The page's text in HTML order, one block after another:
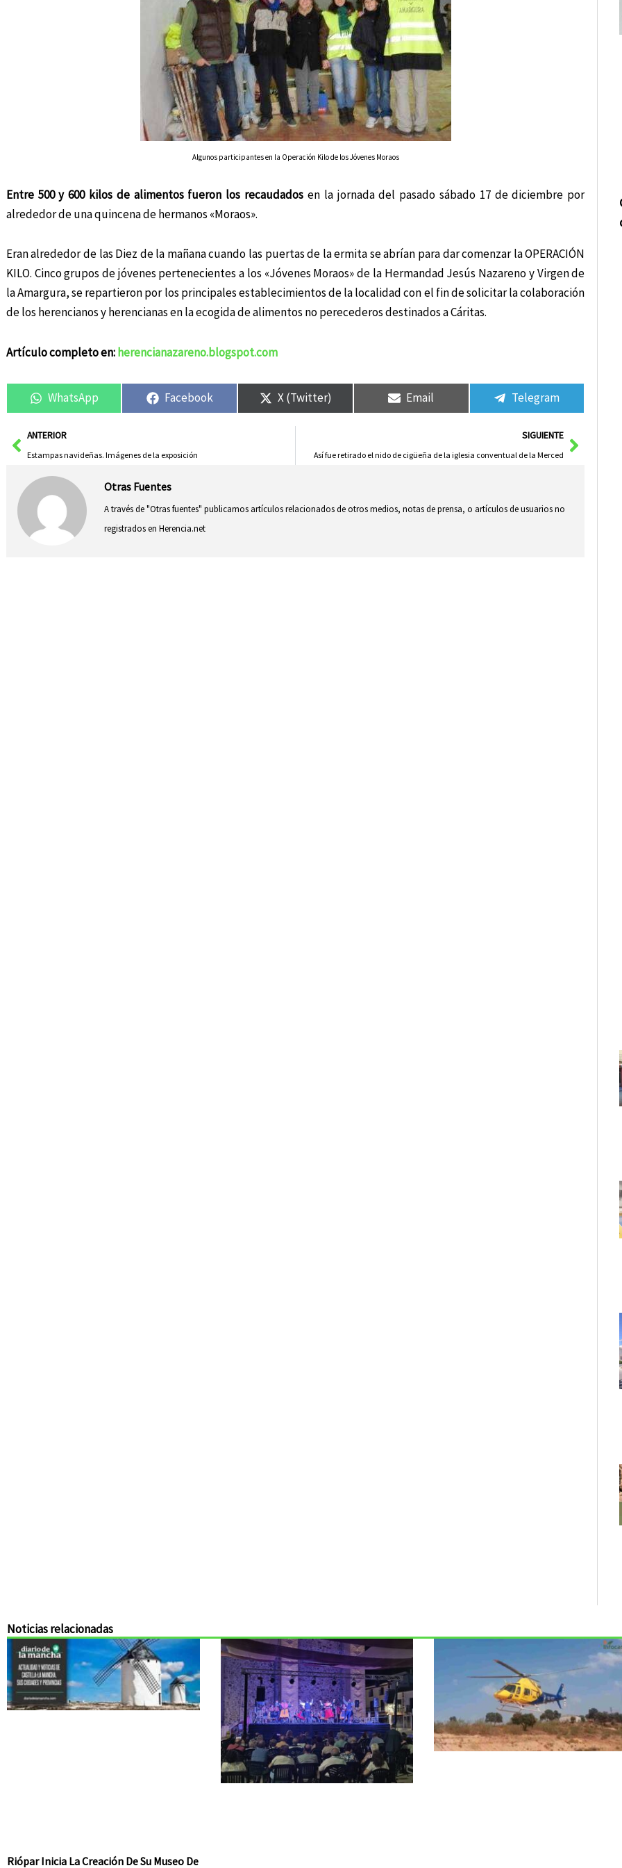
Algunos participantes en la Operación Kilo de los Jóvenes Moraos
Entre 500 y 600 kilos de alimentos fueron los recaudados en la jornada del pasado sábado 17 de diciembre por
alrededor de una quincena de hermanos «Moraos».
Eran alrededor de las Diez de la mañana cuando las puertas de la ermita se abrían para dar comenzar la OPERACIÓN
KILO. Cinco grupos de jóvenes pertenecientes a los «Jóvenes Moraos» de la Hermandad Jesús Nazareno y Virgen de
la Amargura, se repartieron por los principales establecimientos de la localidad con el fin de solicitar la colaboración
de los herencianos y herencianas en la ecogida de alimentos no perecederos destinados a Cáritas.
Artículo completo en: herencianazareno.blogspot.com
WhatsApp Facebook X (Twitter) Email Telegram
AntANTERIOR
Estampas navideñas. Imágenes de la exposición
SIGUIENTE
Así fue retirado el nido de cigüeña de la iglesia conventual de la Merced
Otras Fuentes
A través de "Otras fuentes" publicamos artículos relacionados de otros medios, notas de prensa, o artículos de usuarios no
registrados en Herencia.net
Noticias relacionadas
Riópar Inicia La Creación De Su Museo De